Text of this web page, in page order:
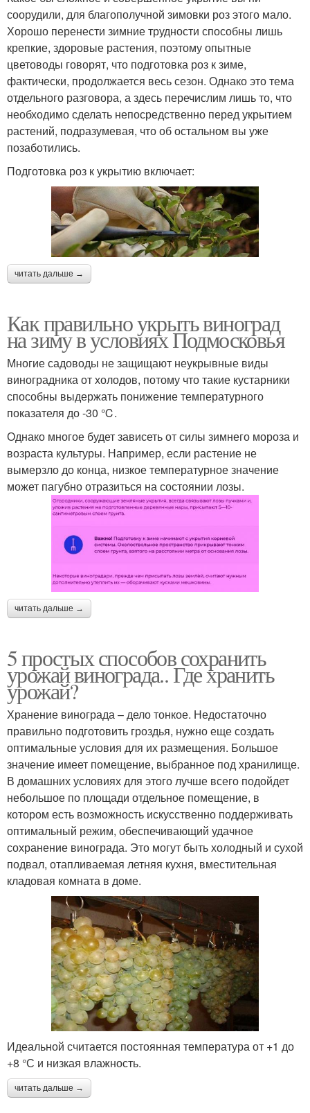
соорудили, для благополучной зимовки роз этого мало.
Хорошо перенести зимние трудности способны лишь
крепкие, здоровые растения, поэтому опытные
цветоводы говорят, что подготовка роз к зиме,
фактически, продолжается весь сезон. Однако это тема
отдельного разговора, а здесь перечислим лишь то, что
необходимо сделать непосредственно перед укрытием
растений, подразумевая, что об остальном вы уже
позаботились.
Подготовка роз к укрытию включает:
читать дальше →
Как правильно укрыть виноград
на зиму в условиях Подмосковья
Многие садоводы не защищают неукрывные виды
виноградника от холодов, потому что такие кустарники
способны выдержать понижение температурного
показателя до -30 ℃.
Однако многое будет зависеть от силы зимнего мороза и
возраста культуры. Например, если растение не
вымерзло до конца, низкое температурное значение
может пагубно отразиться на состоянии лозы.
читать дальше →
5 простых способов сохранить
урожай винограда.. Где хранить
урожай?
Хранение винограда – дело тонкое. Недостаточно
правильно подготовить гроздья, нужно еще создать
оптимальные условия для их размещения. Большое
значение имеет помещение, выбранное под хранилище.
В домашних условиях для этого лучше всего подойдет
небольшое по площади отдельное помещение, в
котором есть возможность искусственно поддерживать
оптимальный режим, обеспечивающий удачное
сохранение винограда. Это могут быть холодный и сухой
подвал, отапливаемая летняя кухня, вместительная
кладовая комната в доме.
Идеальной считается постоянная температура от +1 до
+8 °С и низкая влажность.
читать дальше →